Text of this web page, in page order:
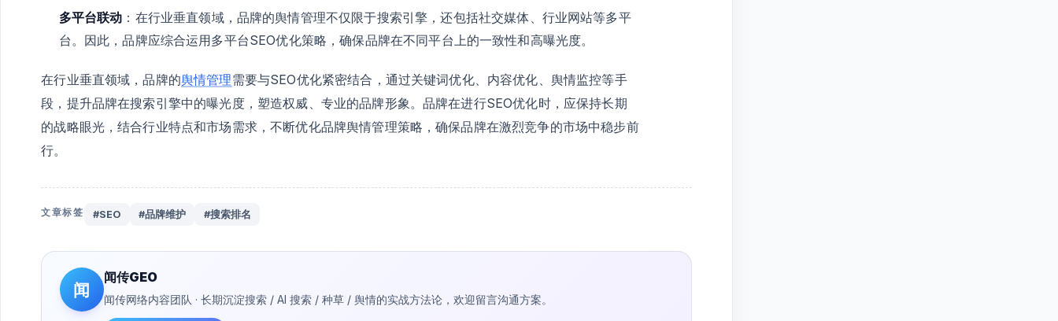
多平台联动 ：在行业垂直领域，品牌的舆情管理不仅限于搜索引擎，还包括社交媒体、行业网站等多平
台。因此，品牌应综合运用多平台SEO优化策略，确保品牌在不同平台上的一致性和高曝光度。
在行业垂直领域，品牌的舆情管理需要与SEO优化紧密结合，通过关键词优化、内容优化、舆情监控等手
段，提升品牌在搜索引擎中的曝光度，塑造权威、专业的品牌形象。品牌在进行SEO优化时，应保持长期
的战略眼光，结合行业特点和市场需求，不断优化品牌舆情管理策略，确保品牌在激烈竞争的市场中稳步前
行。
文章标签 #SEO #品牌维护 #搜索排名
闻
闻传GEO
闻传网络内容团队 · 长期沉淀搜索 / AI 搜索 / 种草 / 舆情的实战方法论，欢迎留言沟通方案。